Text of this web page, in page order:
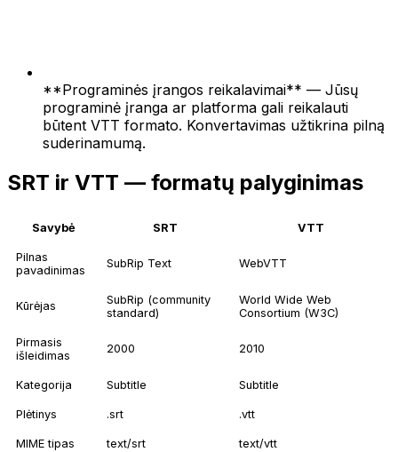
**Programinės įrangos reikalavimai** — Jūsų
programinė įranga ar platforma gali reikalauti
būtent VTT formato. Konvertavimas užtikrina pilną
suderinamumą.
SRT ir VTT — formatų palyginimas
Savybė SRT VTT
Pilnas
pavadinimas
SubRip Text WebVTT
Kūrėjas
SubRip (community
standard)
World Wide Web
Consortium (W3C)
Pirmasis
išleidimas
2000 2010
Kategorija Subtitle Subtitle
Plėtinys .srt .vtt
MIME tipas text/srt text/vtt